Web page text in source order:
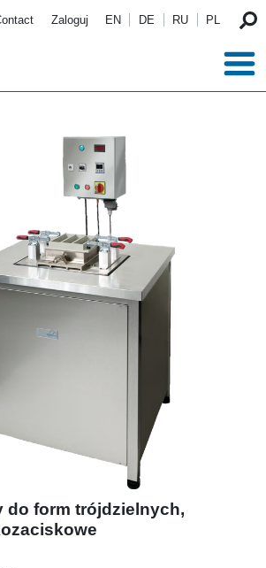
Zaloguj EN DE RU PL
do form trójdzielnych,